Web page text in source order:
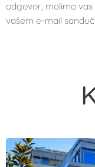
odgovor, molimo
vašem e-mail